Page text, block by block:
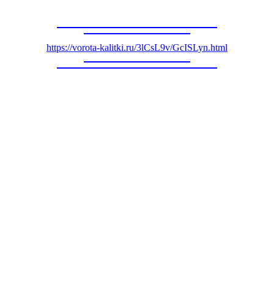
https://vorota-kalitki.ru/3lCsL9v/GcISLyn.html